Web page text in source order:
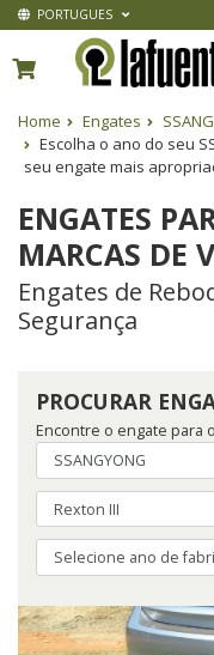
PORTUGUES
Home Engates
Escolha o ano do seu
seu engate mais
ENGATES
MARCAS DE
Engates de
Segurança
PROCURAR
Encontre o engate para